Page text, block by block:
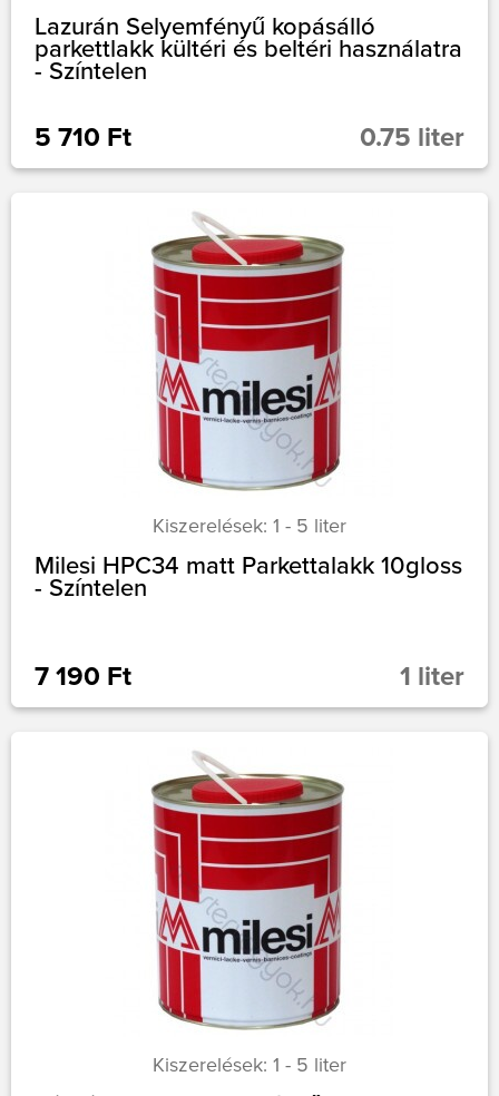
Lazurán Selyemfényű kopásálló
parkettlakk kültéri és beltéri használatra
- Színtelen
5 710 Ft 0.75 liter
Kiszerelések: 1 - 5 liter
Milesi HPC34 matt Parkettalakk 10gloss
- Színtelen
7 190 Ft 1 liter
Kiszerelések: 1 - 5 liter